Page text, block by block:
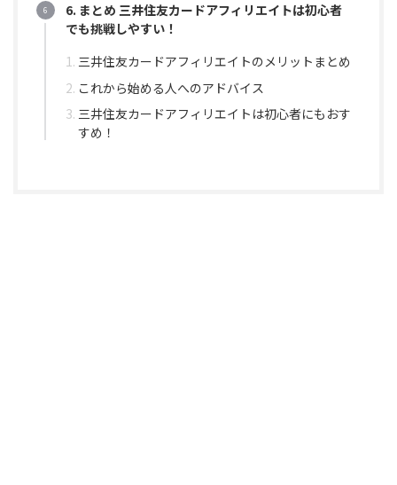
6. まとめ 三井住友カードアフィリエイトは初心者
でも挑戦しやすい！
三井住友カードアフィリエイトのメリットまとめ
これから始める人へのアドバイス
三井住友カードアフィリエイトは初心者にもおす
すめ！